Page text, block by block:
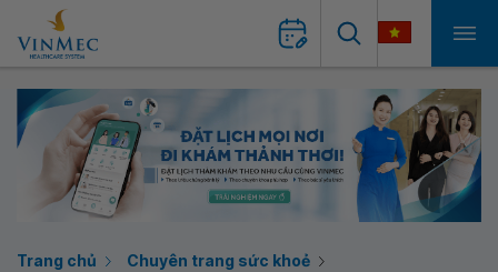
Trang chủ
Chuyên trang sức khoẻ